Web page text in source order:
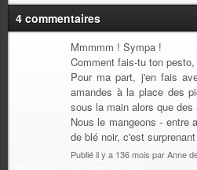
4 commentaires
Mmmmm ! Sympa !
Comment fais-tu ton
Pour ma part, j'en fais
amandes à la place des
sous la main alors que des
Nous le mangeons - entre
de blé noir, c'est
Publié il y a 136 mois par Anne